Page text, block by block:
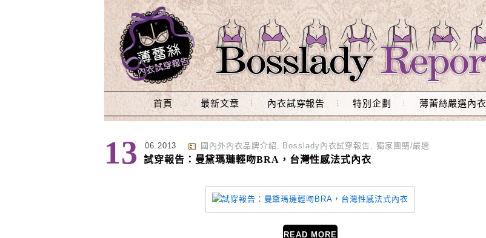
Main Menu
首頁 最新文章 內衣試穿報告 特別企劃 薄蕾絲嚴選內衣
13 06.2013 國內外內衣品牌介紹 , Bosslady內衣試穿報告 , 獨家團購/嚴選
試穿報告：曼黛瑪璉輕吻BRA，台灣性感法式內衣
READ MORE